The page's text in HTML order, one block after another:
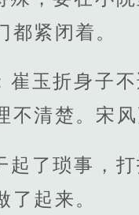
都紧闭着。
崔玉折身子
不清楚。宋
起了琐事，
了起来。